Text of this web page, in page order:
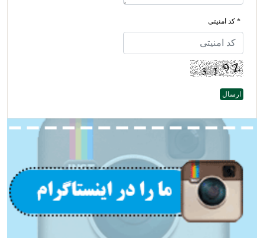
* کد امنیتی